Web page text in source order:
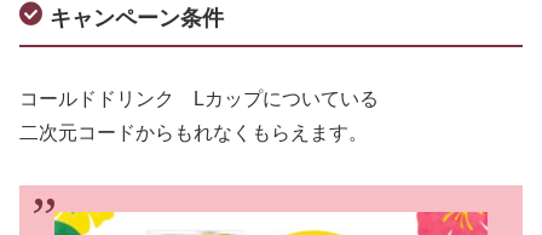
キャンペーン条件
コールドドリンク Lカップについている
二次元コードからもれなくもらえます。